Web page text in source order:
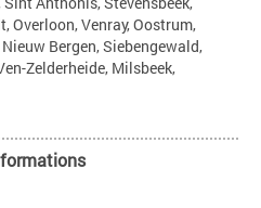
Overloon, Venray, Oostrum,
Bergen, Siebengewald,
Zelderheide, Milsbeek,